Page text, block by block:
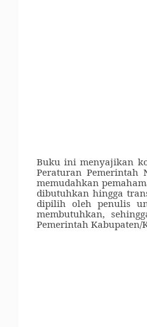
Buku ini menyajikan
Peraturan Pemerintah
memudahkan
dibutuhkan hingga
dipilih oleh penulis
membutuhkan,
Pemerintah Kabupaten/